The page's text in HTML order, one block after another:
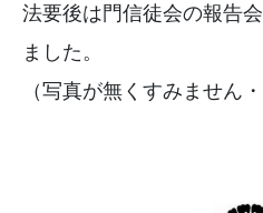
法要後は門信徒会の報告
ました。
（写真が無くすみません・